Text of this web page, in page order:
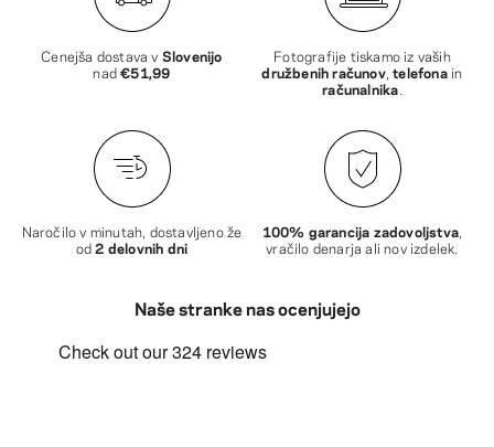
Cenejša dostava v Slovenijo
nad€51,99
Fotografije tiskamo iz vaših
družbenih računov,telefonain
računalnika
Naročilo v minutah, dostavljeno že
od2 delovnih dni
100% garancija zadovoljstva
vračilo denarja ali nov izdelek.
Naše stranke nas ocenjujejo